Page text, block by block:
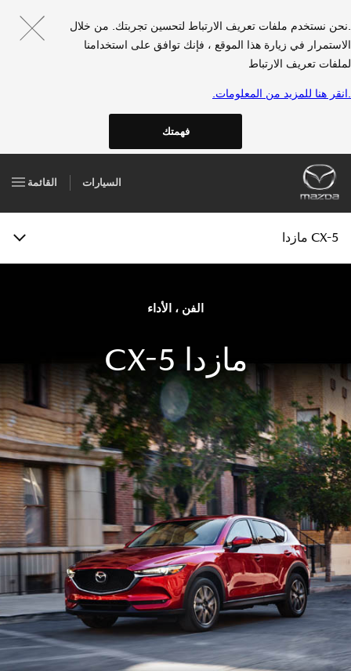
.نحن نستخدم ملفات تعريف الارتباط لتحسين تجربتك. من خلال
الاستمرار في زيارة هذا الموقع ، فإنك توافق على استخدامنا
لملفات تعريف الارتباط
.انقر هنا للمزيد من المعلومات.
فهمتك
السيارات القائمة
CX-5 مازدا
المميزات
إكسسوارات
المواصفات
الفن ، الأداء
مازدا CX-5